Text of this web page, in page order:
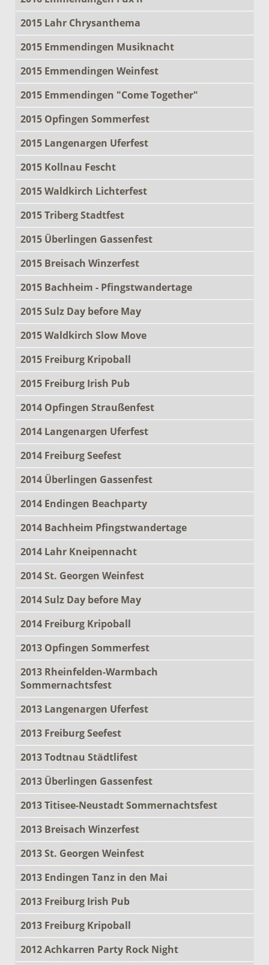
2015 Lahr Chrysanthema
2015 Emmendingen Musiknacht
2015 Emmendingen Weinfest
2015 Emmendingen "Come Together"
2015 Opfingen Sommerfest
2015 Langenargen Uferfest
2015 Kollnau Fescht
2015 Waldkirch Lichterfest
2015 Triberg Stadtfest
2015 Überlingen Gassenfest
2015 Breisach Winzerfest
2015 Bachheim - Pfingstwandertage
2015 Sulz Day before May
2015 Waldkirch Slow Move
2015 Freiburg Kripoball
2015 Freiburg Irish Pub
2014 Opfingen Straußenfest
2014 Langenargen Uferfest
2014 Freiburg Seefest
2014 Überlingen Gassenfest
2014 Endingen Beachparty
2014 Bachheim Pfingstwandertage
2014 Lahr Kneipennacht
2014 St. Georgen Weinfest
2014 Sulz Day before May
2014 Freiburg Kripoball
2013 Opfingen Sommerfest
2013 Rheinfelden-Warmbach
Sommernachtsfest
2013 Langenargen Uferfest
2013 Freiburg Seefest
2013 Todtnau Städtlifest
2013 Überlingen Gassenfest
2013 Titisee-Neustadt Sommernachtsfest
2013 Breisach Winzerfest
2013 St. Georgen Weinfest
2013 Endingen Tanz in den Mai
2013 Freiburg Irish Pub
2013 Freiburg Kripoball
2012 Achkarren Party Rock Night